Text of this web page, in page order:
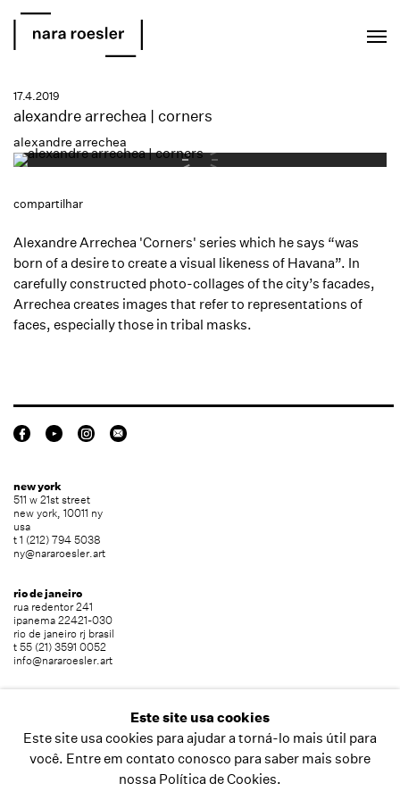
17.4.2019
alexandre arrechea | corners
alexandre arrechea
compartilhar
Alexandre Arrechea 'Corners' series which he says “was
born of a desire to create a visual likeness of Havana”. In
carefully constructed photo-collages of the city’s facades,
Arrechea creates images that refer to representations of
faces, especially those in tribal masks.
new york
511 w 21st street
new york, 10011 ny
usa
t 1 (212) 794 5038
ny@nararoesler.art
rio de janeiro
rua redentor 241
ipanema 22421-030
rio de janeiro rj brasil
t 55 (21) 3591 0052
info@nararoesler.art
jardim europa 01449-001
são paulo sp brasil
t 55 (11) 2039 5454
info@nararoesler.art
Este site usa cookies
Este site usa cookies para ajudar a torná-lo mais útil para
você. Entre em contato conosco para saber mais sobre
nossa Política de Cookies.